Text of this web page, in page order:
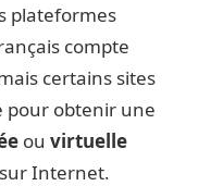
plateformes
compte
certains sites
pour obtenir une
ou virtuelle
Internet.